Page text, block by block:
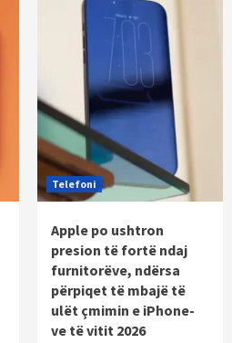
Telefoni
Apple po ushtron
presion të fortë ndaj
furnitorëve, ndërsa
përpiqet të mbajë të
ulët çmimin e iPhone-
ve të vitit 2026